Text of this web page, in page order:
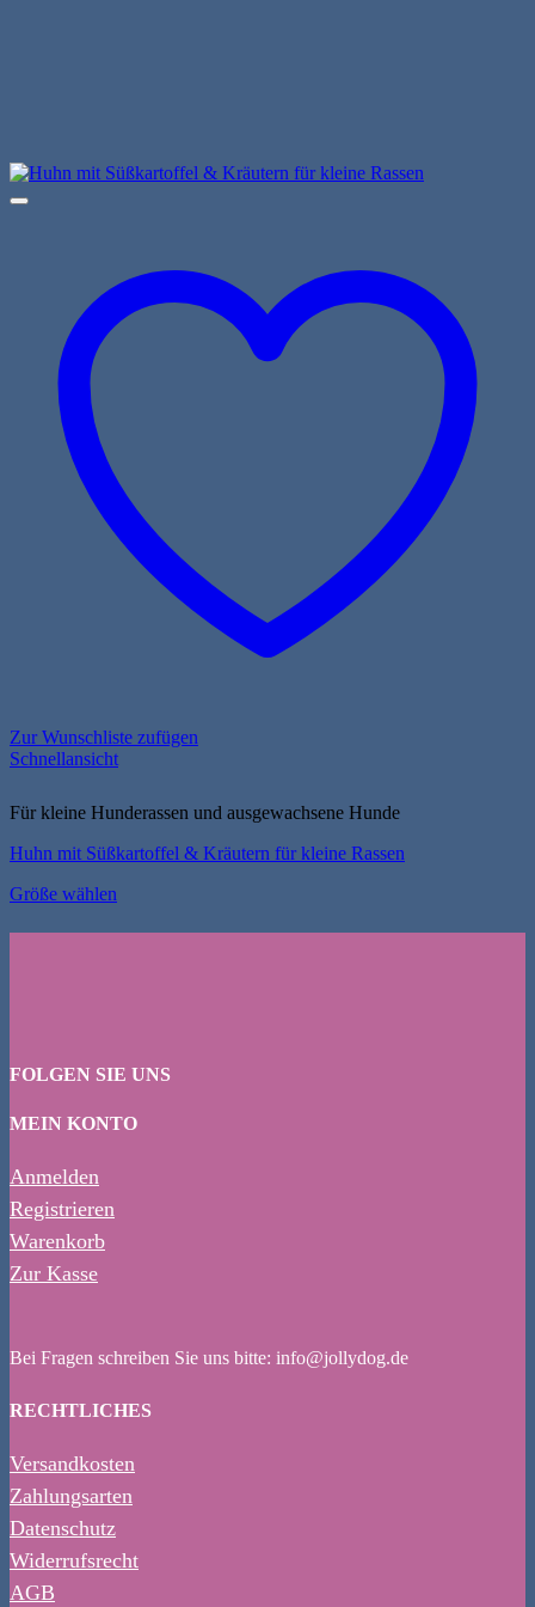
Zur Wunschliste zufügen
Schnellansicht
Für kleine Hunderassen und ausgewachsene Hunde
Huhn mit Süßkartoffel & Kräutern für kleine Rassen
Größe wählen
FOLGEN SIE UNS
MEIN KONTO
Anmelden
Registrieren
Warenkorb
Zur Kasse
Bei Fragen schreiben Sie uns bitte: info@jollydog.de
RECHTLICHES
Versandkosten
Zahlungsarten
Datenschutz
Widerrufsrecht
AGB